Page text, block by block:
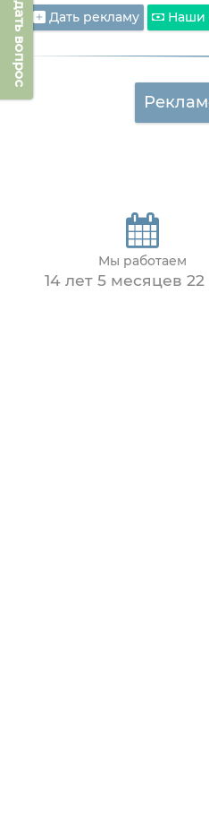
Задать вопрос
Дать рекламу
Наши
Мы работаем
14 лет 5 месяцев